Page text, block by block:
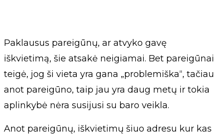
Paklausus pareigūnų, ar atvyko gavę
iškvietimą, šie atsakė neigiamai. Bet pareigūnai
teigė, jog ši vieta yra gana „problemiška“, tačiau
anot pareigūno, taip jau yra daug metų ir tokia
aplinkybė nėra susijusi su baro veikla.
Anot pareigūnų, iškvietimų šiuo adresu kur kas